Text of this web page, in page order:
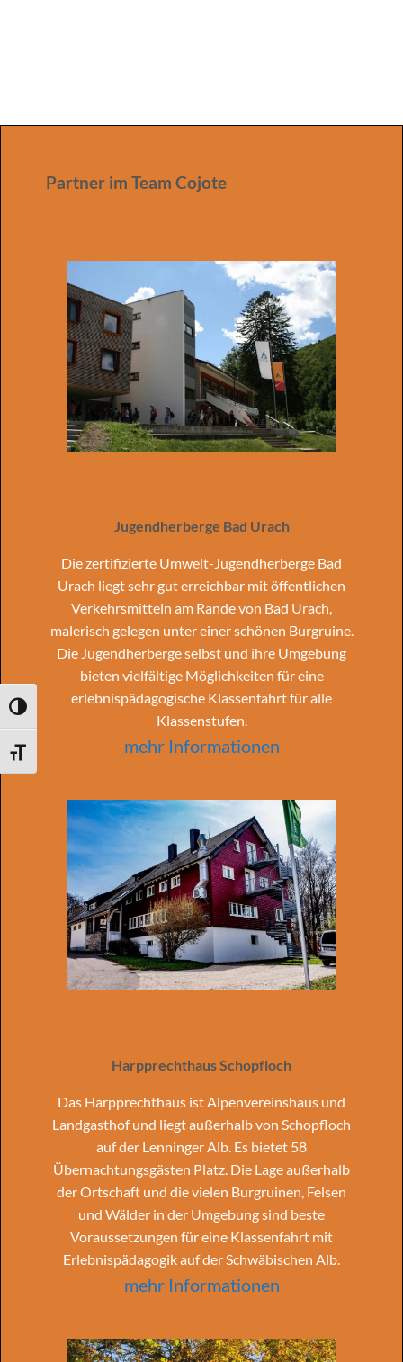
UMSCHALTEN AUF HOHE KONTRASTE
SCHRIFT VERGRÖSSERN
Partner im Team Cojote
Jugendherberge Bad Urach
Die zertifizierte Umwelt-Jugendherberge Bad
Urach liegt sehr gut erreichbar mit öffentlichen
Verkehrsmitteln am Rande von Bad Urach,
malerisch gelegen unter einer schönen Burgruine.
Die Jugendherberge selbst und ihre Umgebung
bieten vielfältige Möglichkeiten für eine
erlebnispädagogische Klassenfahrt für alle
Klassenstufen.
mehr Informationen
Harpprechthaus Schopfloch
Das Harpprechthaus ist Alpenvereinshaus und
Landgasthof und liegt außerhalb von Schopfloch
auf der Lenninger Alb. Es bietet 58
Übernachtungsgästen Platz. Die Lage außerhalb
der Ortschaft und die vielen Burgruinen, Felsen
und Wälder in der Umgebung sind beste
Voraussetzungen für eine Klassenfahrt mit
Erlebnispädagogik auf der Schwäbischen Alb.
mehr Informationen